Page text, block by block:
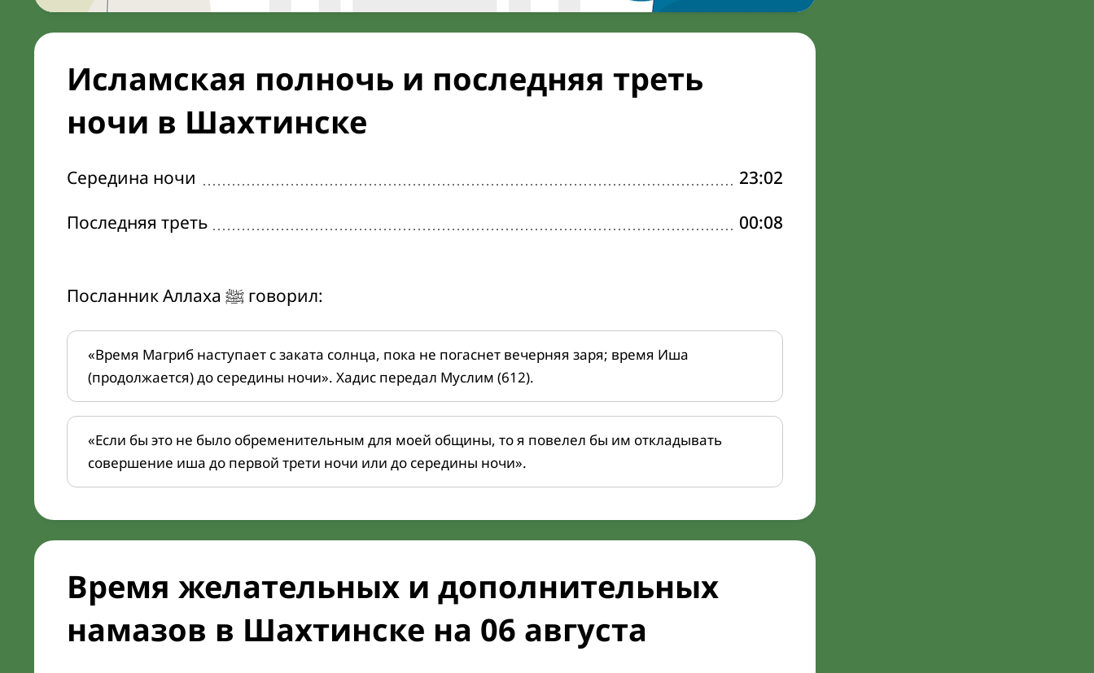
Исламская полночь и последняя треть
ночи в Шахтинске
Середина ночи
23:02
Последняя треть
00:08
Посланник Аллаха ﷺ говорил:
«Время Магриб наступает с заката солнца, пока не погаснет вечерняя заря; время Иша
(продолжается) до середины ночи». Хадис передал Муслим (612).
«Если бы это не было обременительным для моей общины, то я повелел бы им откладывать
совершение иша до первой трети ночи или до середины ночи».
Время желательных и дополнительных
намазов в Шахтинске на 06 августа